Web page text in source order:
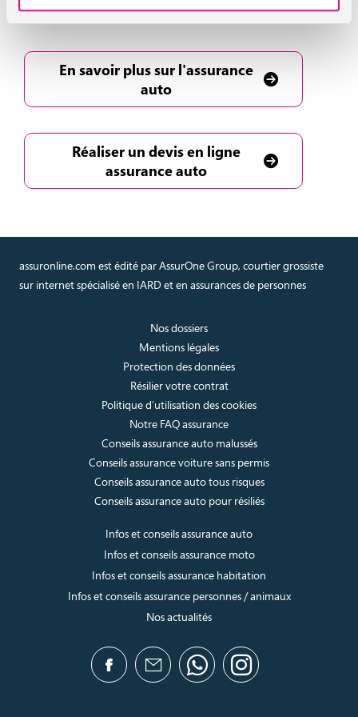
500€ pour payer votre permis de conduire !
En savoir plus sur l'assurance
auto
Réaliser un devis en ligne
assurance auto
assuronline.com est édité par AssurOne Group, courtier grossiste
sur internet spécialisé en IARD et en assurances de personnes
Nos dossiers
Mentions légales
Protection des données
Résilier votre contrat
Politique d’utilisation des cookies
Notre FAQ assurance
Conseils assurance auto malussés
Conseils assurance voiture sans permis
Conseils assurance auto tous risques
Conseils assurance auto pour résiliés
Infos et conseils assurance auto
Infos et conseils assurance moto
Infos et conseils assurance habitation
Infos et conseils assurance personnes / animaux
Nos actualités